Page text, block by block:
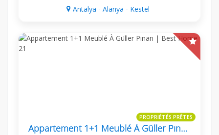
Antalya - Alanya - Kestel
PROPRIÉTÉS PRÊTES
Appartement 1+1 Meublé À Güller Pınarı | Best Home 21